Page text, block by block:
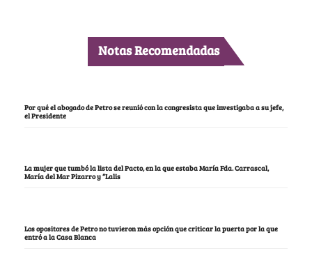
Notas Recomendadas
Por qué el abogado de Petro se reunió con la congresista que investigaba a su jefe,
el Presidente
La mujer que tumbó la lista del Pacto, en la que estaba María Fda. Carrascal,
María del Mar Pizarro y “Lalis
Los opositores de Petro no tuvieron más opción que criticar la puerta por la que
entró a la Casa Blanca